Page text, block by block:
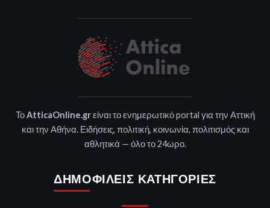
ΤοAtticaOnline.grείναι το ενημερωτικό portal για την Αττική
και την Αθήνα. Ειδήσεις, πολιτική, κοινωνία, πολιτισμός και
αθλητικά — όλο το 24ωρο.
ΔΗΜΟΦΙΛΕΊΣ ΚΑΤΗΓΟΡΊΕΣ